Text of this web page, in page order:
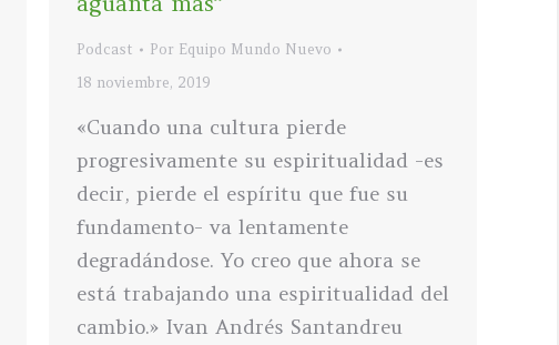
Podcast Por Equipo Mundo Nuevo
18 noviembre, 2019
«Cuando una cultura pierde
progresivamente su espiritualidad -es
decir, pierde el espíritu que fue su
fundamento- va lentamente
degradándose. Yo creo que ahora se
está trabajando una espiritualidad del
cambio.» Ivan Andrés Santandreu